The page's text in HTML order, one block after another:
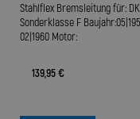
Stahlflex Bremsleitung für:
Sonderklasse F
02|1960 Motor:
139,95 €